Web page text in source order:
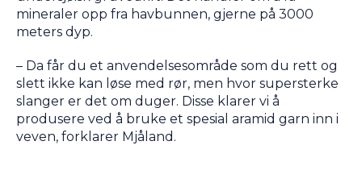
mineraler opp fra havbunnen, gjerne på 3000
meters dyp.
– Da får du et anvendelsesområde som du rett og
slett ikke kan løse med rør, men hvor supersterke
slanger er det om duger. Disse klarer vi å
produsere ved å bruke et spesial aramid garn inn i
veven, forklarer Mjåland.